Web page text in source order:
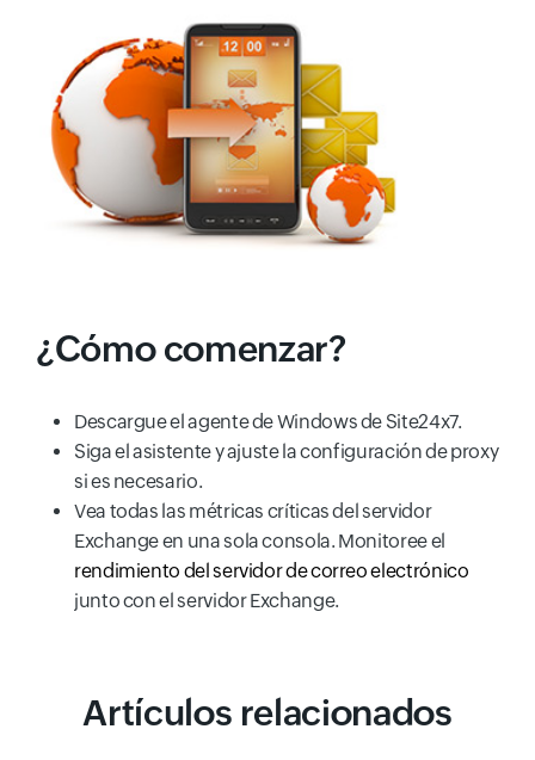
¿Cómo comenzar?
Descargue el agente de Windows de Site24x7.
Siga el asistente y ajuste la configuración de proxy
si es necesario.
Vea todas las métricas críticas del servidor
Exchange en una sola consola. Monitoree el
rendimiento del servidor de correo electrónico
junto con el servidor Exchange.
Artículos relacionados